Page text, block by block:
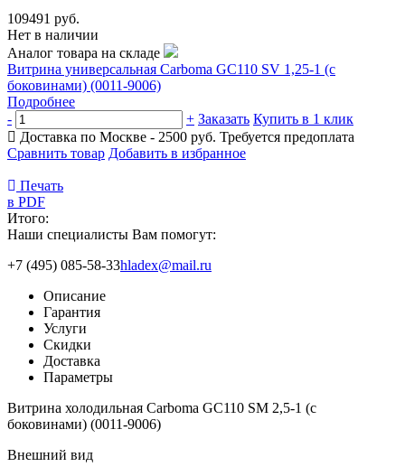
109491 руб.
Нет в наличии
Аналог товара на складе
Витрина универсальная Carboma GC110 SV 1,25-1 (с
боковинами) (0011-9006)
Подробнее
-
+ Заказать Купить в 1 клик
Доставка по Москве - 2500 руб. Требуется предоплата
Сравнить товар Добавить в избранное
Печать
в PDF
Итого:
Наши специалисты Вам помогут:
+7 (495) 085-58-33hladex@mail.ru
Описание
Гарантия
Услуги
Скидки
Доставка
Параметры
Витрина холодильная Carboma GC110 SM 2,5-1 (с
боковинами) (0011-9006)
Внешний вид